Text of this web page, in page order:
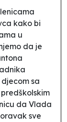
kako bi
u
da je
sa
da Vlada
sve